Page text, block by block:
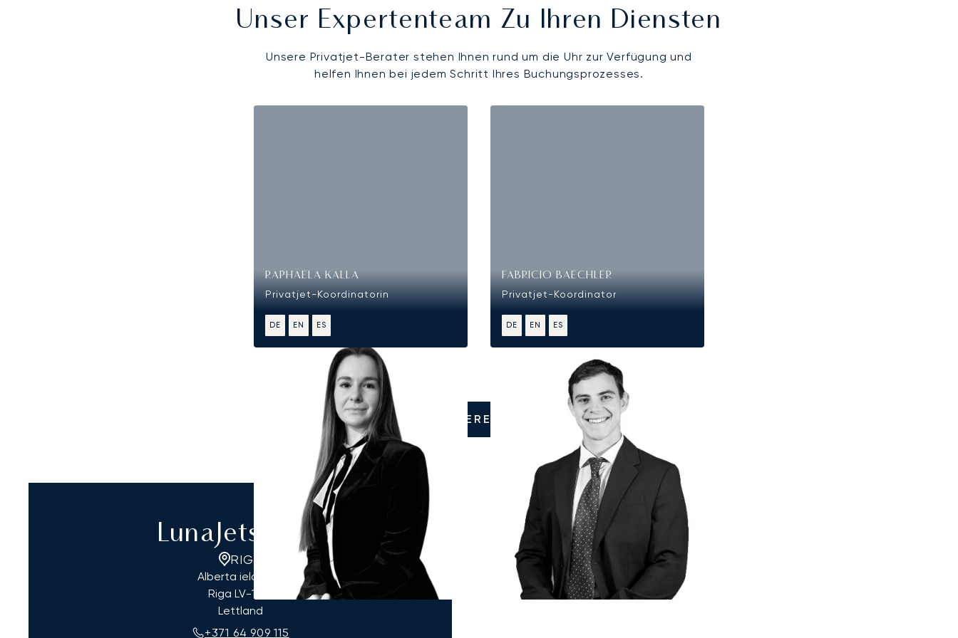
Unser Expertenteam Zu Ihren Diensten
Unsere Privatjet-Berater stehen Ihnen rund um die Uhr zur Verfügung und
helfen Ihnen bei jedem Schritt Ihres Buchungsprozesses.
RAPHAELA KALLA
Privatjet-Koordinatorin
DE EN ES
FABRICIO BAECHLER
Privatjet-Koordinator
DE EN ES
KONTAKTIEREN SIE UNS
LunaJets Riga
RIGA
Alberta iela 12-5
Riga LV-1010
Lettland
+371 64 909 115